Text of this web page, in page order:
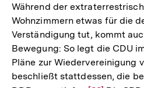
Während der
Wohnzimmern etwas für die
Verständigung tut, kommt
Bewegung: So legt die CDU
Pläne zur Wiedervereinigung
beschließt stattdessen, die